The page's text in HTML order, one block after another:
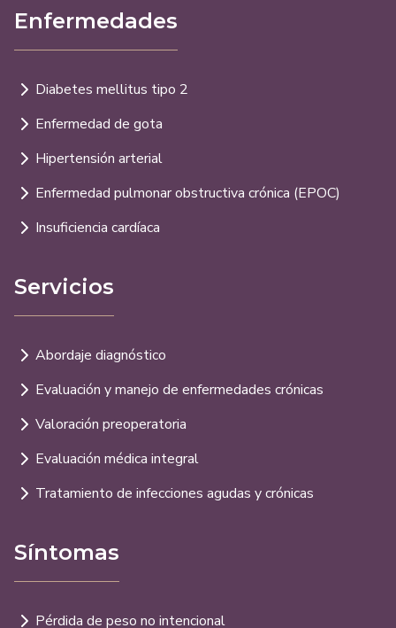
Enfermedades
Diabetes mellitus tipo 2
Enfermedad de gota
Hipertensión arterial
Enfermedad pulmonar obstructiva crónica (EPOC)
Insuficiencia cardíaca
Servicios
Abordaje diagnóstico
Evaluación y manejo de enfermedades crónicas
Valoración preoperatoria
Evaluación médica integral
Tratamiento de infecciones agudas y crónicas
Síntomas
Pérdida de peso no intencional